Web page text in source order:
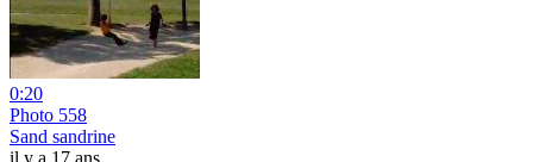
0:20
Photo 558
Sand sandrine